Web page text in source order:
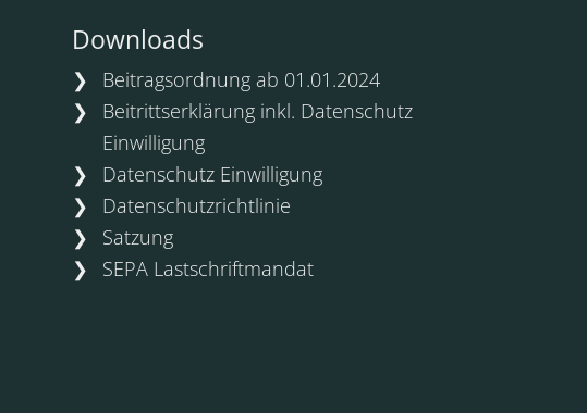
Downloads
Beitragsordnung ab 01.01.2024
Beitrittserklärung inkl. Datenschutz
Einwilligung
Datenschutz Einwilligung
Datenschutzrichtlinie
Satzung
SEPA Lastschriftmandat